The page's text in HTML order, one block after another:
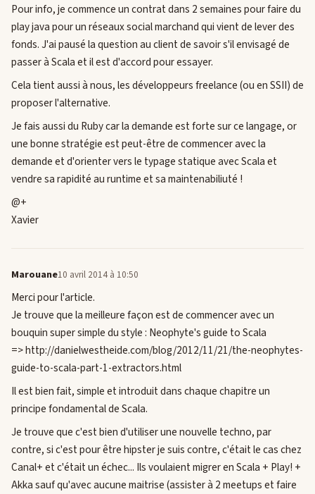
Pour info, je commence un contrat dans 2 semaines pour faire du
play java pour un réseaux social marchand qui vient de lever des
fonds. J'ai pausé la question au client de savoir s'il envisagé de
passer à Scala et il est d'accord pour essayer.
Cela tient aussi à nous, les développeurs freelance (ou en SSII) de
proposer l'alternative.
Je fais aussi du Ruby car la demande est forte sur ce langage, or
une bonne stratégie est peut-être de commencer avec la
demande et d'orienter vers le typage statique avec Scala et
vendre sa rapidité au runtime et sa maintenabiliuté !
@+
Xavier
Marouane10 avril 2014 à 10:50
Merci pour l'article.
Je trouve que la meilleure façon est de commencer avec un
bouquin super simple du style : Neophyte's guide to Scala
=> http://danielwestheide.com/blog/2012/11/21/the-neophytes-
guide-to-scala-part-1-extractors.html
Il est bien fait, simple et introduit dans chaque chapitre un
principe fondamental de Scala.
Je trouve que c'est bien d'utiliser une nouvelle techno, par
contre, si c'est pour être hipster je suis contre, c'était le cas chez
Canal+ et c'était un échec... Ils voulaient migrer en Scala + Play! +
Akka sauf qu'avec aucune maitrise (assister à 2 meetups et faire